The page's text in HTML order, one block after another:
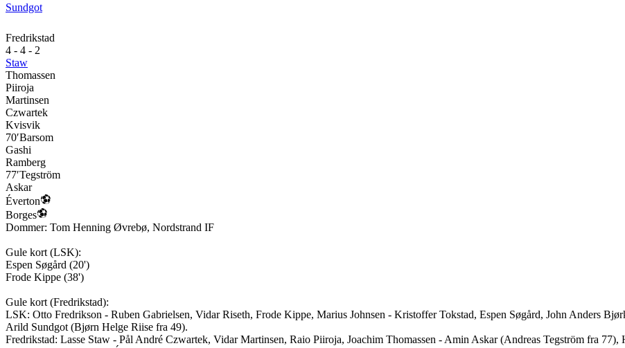
Sundgot
Fredrikstad
4 - 4 - 2
Staw
Thomassen
Piiroja
Martinsen
Czwartek
Kvisvik
70′Barsom
Gashi
Ramberg
77′Tegström
Askar
Éverton
Borges
Dommer: Tom Henning Øvrebø, Nordstrand IF
Gule kort (LSK):
Espen Søgård (20')
Frode Kippe (38')
Gule kort (Fredrikstad):
LSK: Otto Fredrikson - Ruben Gabrielsen, Vidar Riseth, Frode Kippe, Marius Johnsen - Kristoffer Tokstad, Espen Søgård, John Anders
Arild Sundgot (Bjørn Helge Riise fra 49).
Fredrikstad: Lasse Staw - Pål André Czwartek, Vidar Martinsen, Raio Piiroja, Joachim Thomassen - Amin Askar (Andreas Tegström fra